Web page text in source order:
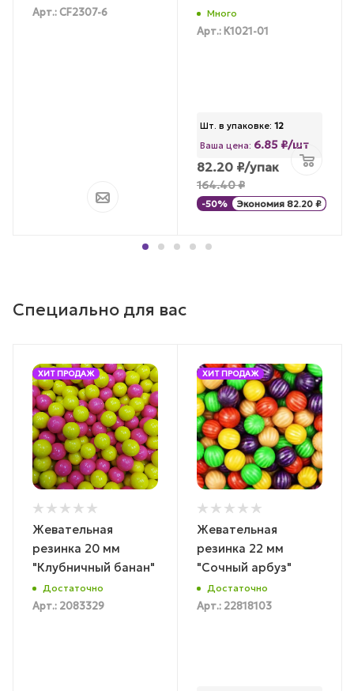
Арт.: CF2307-6 Много
Арт.: К1021-01
Шт. в упаковке: 12
Ваша цена: 6.85 ₽/шт
82.20 ₽/упак
164.40₽
-50% Экономия 82.20 ₽
Специально для вас
ХИТ ПРОДАЖ
Жевательная
резинка 20 мм
"Клубничный банан"
Достаточно
Арт.: 2083329
ХИТ ПРОДАЖ
Жевательная
резинка 22 мм
"Сочный арбуз"
Достаточно
Арт.: 22818103